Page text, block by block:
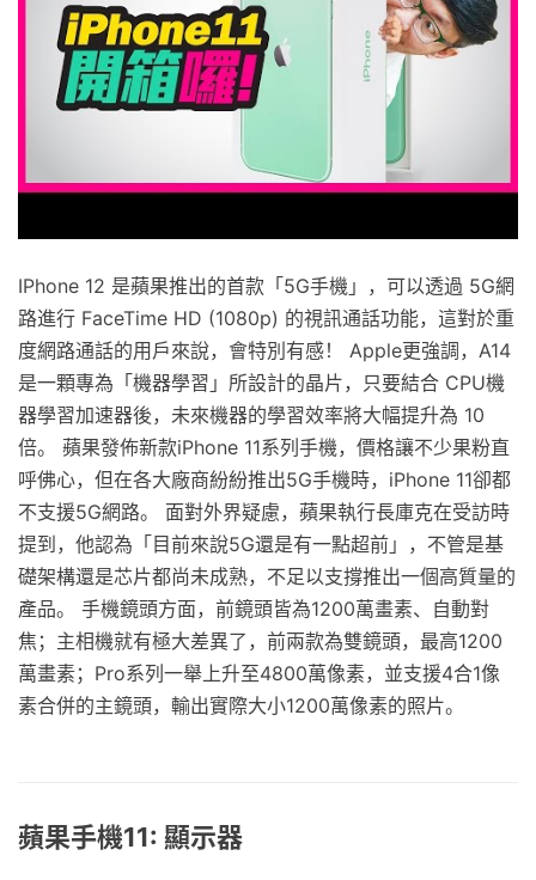
IPhone 12 是蘋果推出的首款「5G手機」，可以透過 5G網
路進行 FaceTime HD (1080p) 的視訊通話功能，這對於重
度網路通話的用戶來說，會特別有感！ Apple更強調，A14
是一顆專為「機器學習」所設計的晶片，只要結合 CPU機
器學習加速器後，未來機器的學習效率將大幅提升為 10
倍。 蘋果發佈新款iPhone 11系列手機，價格讓不少果粉直
呼佛心，但在各大廠商紛紛推出5G手機時，iPhone 11卻都
不支援5G網路。 面對外界疑慮，蘋果執行長庫克在受訪時
提到，他認為「目前來說5G還是有一點超前」，不管是基
礎架構還是芯片都尚未成熟，不足以支撐推出一個高質量的
產品。 手機鏡頭方面，前鏡頭皆為1200萬畫素、自動對
焦；主相機就有極大差異了，前兩款為雙鏡頭，最高1200
萬畫素；Pro系列一舉上升至4800萬像素，並支援4合1像
素合併的主鏡頭，輸出實際大小1200萬像素的照片。
蘋果手機11: 顯示器